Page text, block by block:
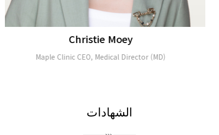
Alina Tomasheva
Dermatologist
الشهادات